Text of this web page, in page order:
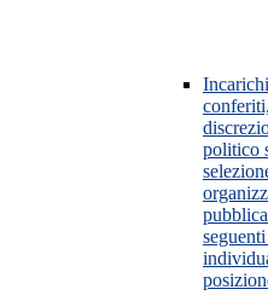
politico